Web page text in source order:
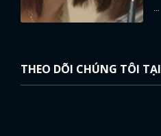
...
THEO DÕI CHÚNG TÔI TẠI